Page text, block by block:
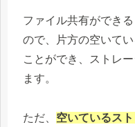
ファイル共有ができ
ので、片方の空いて
ことができ、ストレ
ます。
ただ、 空いているス